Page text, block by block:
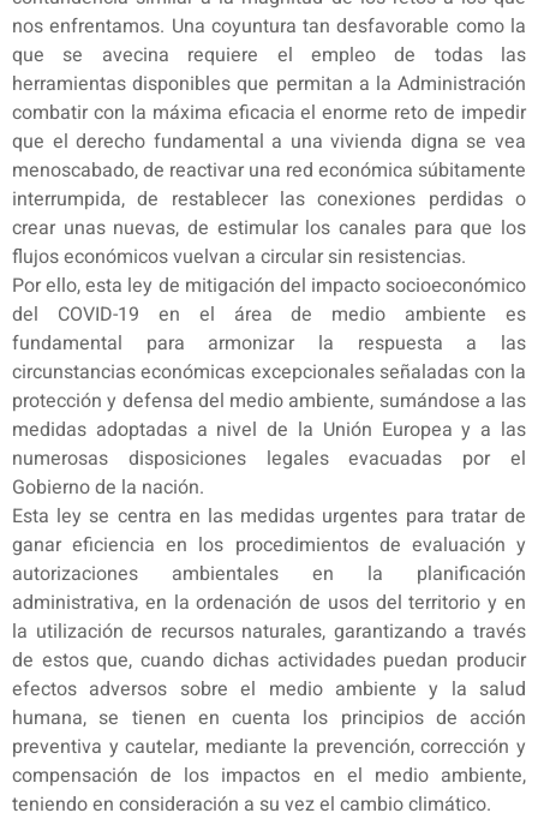
nos enfrentamos. Una coyuntura tan desfavorable como la
que se avecina requiere el empleo de todas las
herramientas disponibles que permitan a la Administración
combatir con la máxima eficacia el enorme reto de impedir
que el derecho fundamental a una vivienda digna se vea
menoscabado, de reactivar una red económica súbitamente
interrumpida, de restablecer las conexiones perdidas o
crear unas nuevas, de estimular los canales para que los
flujos económicos vuelvan a circular sin resistencias.
Por ello, esta ley de mitigación del impacto socioeconómico
del COVID-19 en el área de medio ambiente es
fundamental para armonizar la respuesta a las
circunstancias económicas excepcionales señaladas con la
protección y defensa del medio ambiente, sumándose a las
medidas adoptadas a nivel de la Unión Europea y a las
numerosas disposiciones legales evacuadas por el
Gobierno de la nación.
Esta ley se centra en las medidas urgentes para tratar de
ganar eficiencia en los procedimientos de evaluación y
autorizaciones ambientales en la planificación
administrativa, en la ordenación de usos del territorio y en
la utilización de recursos naturales, garantizando a través
de estos que, cuando dichas actividades puedan producir
efectos adversos sobre el medio ambiente y la salud
humana, se tienen en cuenta los principios de acción
preventiva y cautelar, mediante la prevención, corrección y
compensación de los impactos en el medio ambiente,
teniendo en consideración a su vez el cambio climático.